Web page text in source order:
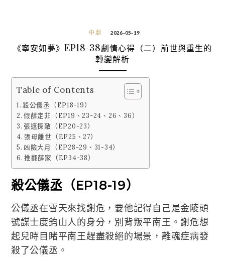
中劇 2026-05-19
《寧安如夢》EP18-38劇情心得（二）前世與重生的
轉變解析
Table of Contents
殺公儀丞（EP18-19）
假薛定非（EP19、23-24、26、36）
張遮探敵（EP20-23）
張母離世（EP25、27）
凶險大月（EP28-29、31-34）
推翻薛家（EP34-38）
殺公儀丞（EP18-19）
公儀丞在雪天來找謝危，要他記得自己是金陵頭
號謀士度鈞山人的身分，別背叛平南王。謝危想
起兒時目睹平南王趕盡殺絕的場景，離魂症病發
殺了公儀丞。